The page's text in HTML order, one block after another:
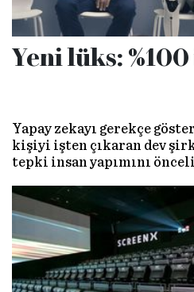
Yeni lüks:
Yapay zekayı gerekçe
kişiyi işten çıkaran dev
tepki insan yapımını
içerikler ve ürünler izliyor.
talep giderek yükseliyor.